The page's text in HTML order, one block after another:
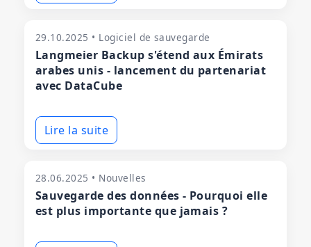
29.10.2025 • Logiciel de sauvegarde
Langmeier Backup s'étend aux Émirats
arabes unis - lancement du partenariat
avec DataCube
Lire la suite
28.06.2025 • Nouvelles
Sauvegarde des données - Pourquoi elle
est plus importante que jamais ?